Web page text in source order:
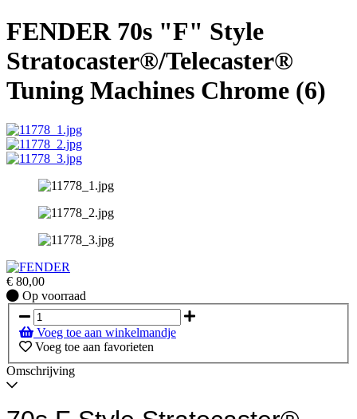
FENDER 70s "F" Style
Stratocaster®/Telecaster®
Tuning Machines Chrome (6)
€ 80,00
Op
voorraad
Op voorraad
Voeg toe aan winkelmandje
Voeg toe aan favorieten
Omschrijving